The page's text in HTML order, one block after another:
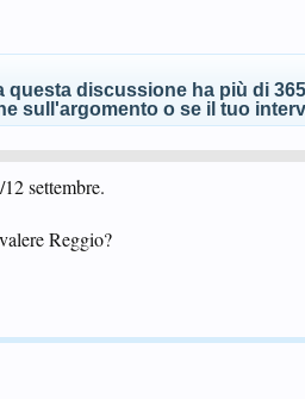
questa discussione ha più di
sull'argomento o se il tuo
settembre.
Reggio?